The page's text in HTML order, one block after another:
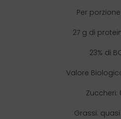
Per
27 g di
23% di
Valore
Zuccheri:
Grassi: